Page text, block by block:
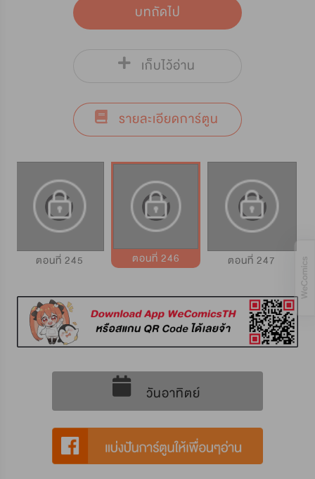
บทถัดไป
เก็บไว้อ่าน
รายละเอียดการ์ตูน
ตอนที่ 245 ตอนที่ 246 ตอนที่ 247
วันอาทิตย์